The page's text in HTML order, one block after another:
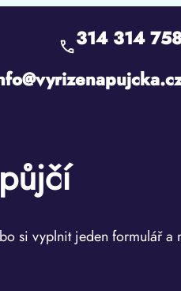
314 314
si vyplnit jeden formulář a